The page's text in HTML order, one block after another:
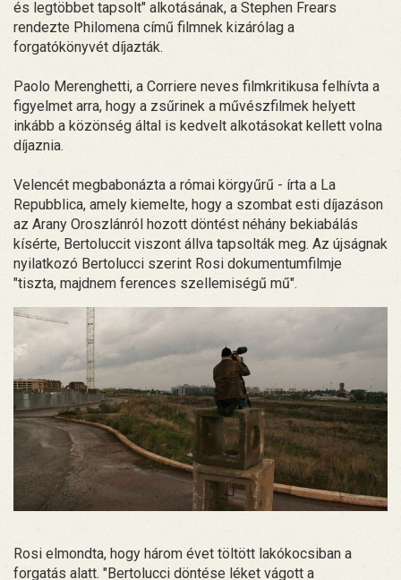
és legtöbbet tapsolt" alkotásának, a Stephen Frears
rendezte Philomena című filmnek kizárólag a
forgatókönyvét díjazták.
Paolo Merenghetti, a Corriere neves filmkritikusa felhívta a
figyelmet arra, hogy a zsűrinek a művészfilmek helyett
inkább a közönség által is kedvelt alkotásokat kellett volna
díjaznia.
Velencét megbabonázta a római körgyűrű - írta a La
Repubblica, amely kiemelte, hogy a szombat esti díjazáson
az Arany Oroszlánról hozott döntést néhány bekiabálás
kísérte, Bertoluccit viszont állva tapsolták meg. Az újságnak
nyilatkozó Bertolucci szerint Rosi dokumentumfilmje
"tiszta, majdnem ferences szellemiségű mű".
Rosi elmondta, hogy három évet töltött lakókocsiban a
forgatás alatt. "Bertolucci döntése léket vágott a